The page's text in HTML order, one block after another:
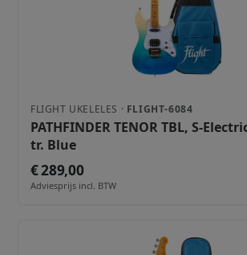
FLIGHT UKELELES · FLIGHT-6084
PATHFINDER TENOR TBL, S-
tr. Blue
€ 289,00
Adviesprijs incl. BTW